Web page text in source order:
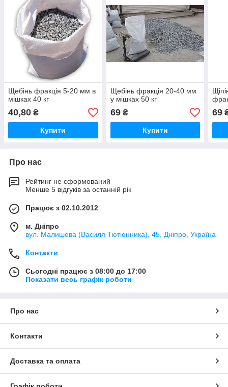
Щебінь фракція 5-20 мм в
мішках 40 кг
40,80 ₴
Купити
Щебінь фракція 20-40 мм
у мішках 50 кг
69₴
Купити
69
Про нас
Рейтинг не сформований
Менше 5 відгуків за останній рік
Працює з 02.10.2012
м. Дніпро
вул. Малишева (Василя Тютюнника), 45, Дніпро, Україна
Контакти
Сьогодні працює з 08:00 до 17:00
Показати весь графік роботи
Про нас
Контакти
Доставка та оплата